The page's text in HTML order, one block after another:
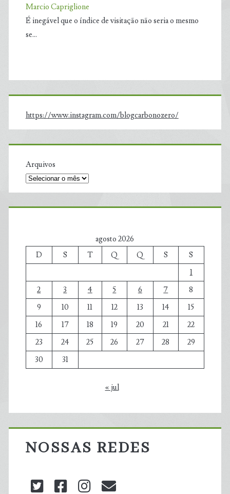
Marcio Capriglione
É inegável que o índice de visitação não seria o mesmo
se…
https://www.instagram.com/blogcarbonozero/
Arquivos
agosto 2026
D
S T Q Q S
S
1
2
3 4 5 6 7
8
9
10 11 12 13 14
15
16
17 18 19 20 21
22
23
24 25 26 27 28
29
30
31
« jul
NOSSAS REDES
twitterfacebookinstagram